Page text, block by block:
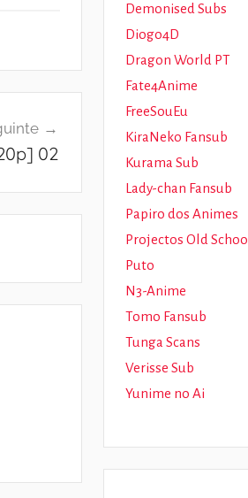
02
Demonised Subs
Diogo4D
Dragon World PT
Fate4Anime
FreeSouEu
KiraNeko Fansub
Kurama Sub
Lady-chan Fansub
Papiro dos Animes
Projectos Old School
Puto
N3-Anime
Tomo Fansub
Tunga Scans
Verisse Sub
Yunime no Ai